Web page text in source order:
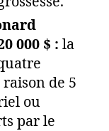
000 $ : la
raison de 5
ou
par le